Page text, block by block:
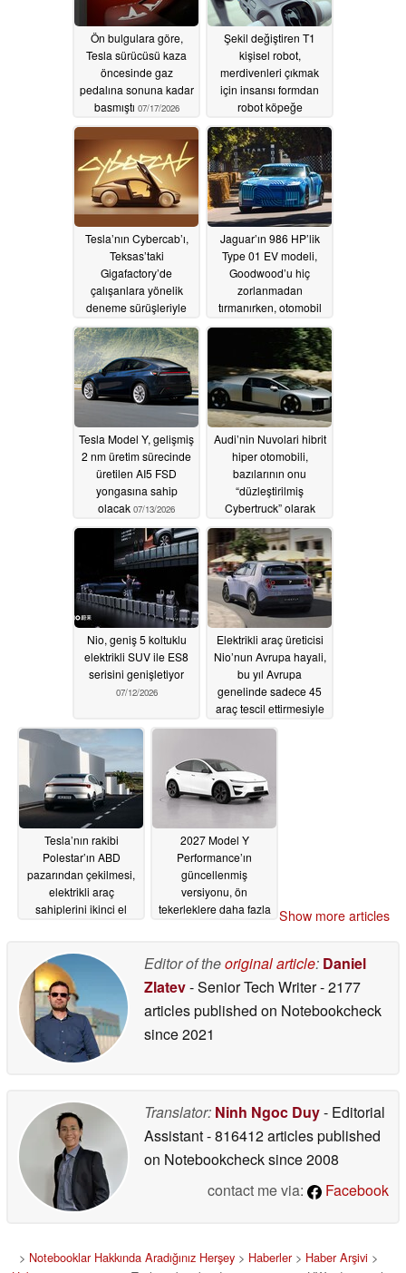
Ön bulgulara göre,
Tesla sürücüsü kaza
öncesinde gaz
pedalına sonuna kadar
basmıştı 07/17/2026
Şekil değiştiren T1
kişisel robot,
merdivenleri çıkmak
için insansı formdan
robot köpeğe
dönüşüyor07/15/2026
Tesla’nın Cybercab’ı,
Teksas’taki
Gigafactory’de
çalışanlara yönelik
deneme sürüşleriyle
piyasaya sürülmeye bir
adım daha yaklaştı;
100’den fazla Robotaxi
hizmete hazır07/14/2026
Jaguar’ın 986 HP’lik
Type 01 EV modeli,
Goodwood’u hiç
zorlanmadan
tırmanırken, otomobil
meraklıları bu araca
“hızlı buzdolabı” adını
07/14/2026
Tesla Model Y, gelişmiş
2 nm üretim sürecinde
üretilen AI5 FSD
yongasına sahip
olacak 07/13/2026
Audi’nin Nuvolari hibrit
hiper otomobili,
bazılarının onu
“düzleştirilmiş
Cybertruck” olarak
nitelendirmesi
nedeniyle internette
görüş ayrılıklarına yol
açıyor07/13/2026
Nio, geniş 5 koltuklu
elektrikli SUV ile ES8
serisini genişletiyor
07/12/2026
Elektrikli araç üreticisi
Nio’nun Avrupa hayali,
bu yıl Avrupa
genelinde sadece 45
araç tescil ettirmesiyle
paramparça oluyor
Tesla’nın rakibi
Polestar’ın ABD
pazarından çekilmesi,
elektrikli araç
sahiplerini ikinci el
eksikliği konusunda
endişelendiriyor
07/12/2026
2027 Model Y
Performance’ın
güncellenmiş
versiyonu, ön
tekerleklere daha fazla Show more articles
Editor of theoriginal article: Daniel
Zlatev- Senior Tech Writer- 2177
articles published on Notebookcheck
since 2021
Translator: Ninh Ngoc Duy- Editorial
Assistant- 816412 articles published
on Notebookchecksince 2008
contact me via:
Facebook
> Notebooklar Hakkında Aradığınız Herşey > Haberler> Haber Arşivi >